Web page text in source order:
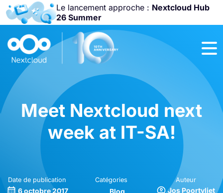
Le lancement approche : Nextcloud Hub
26 Summer
Rejoignez-nous
Community
Conference
Meet Nextcloud next
week at IT-SA!
Date de publication
6 octobre 2017
Catégories
Blog
Auteur
Jos Poortvliet